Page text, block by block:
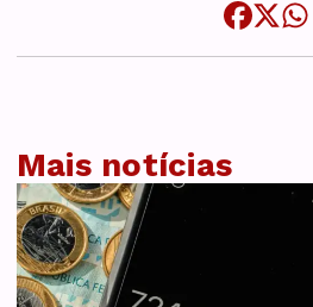
Mais notícias